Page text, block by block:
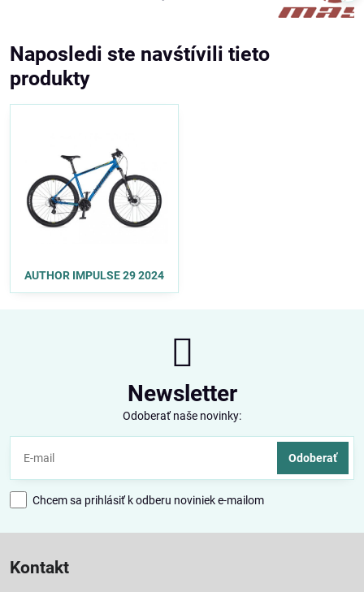
Naposledi ste navśtívili tieto
produkty
AUTHOR IMPULSE 29 2024
Newsletter
Odoberať naše novinky:
Odoberať
Chcem sa prihlásiť k odberu noviniek e-mailom
Kontakt